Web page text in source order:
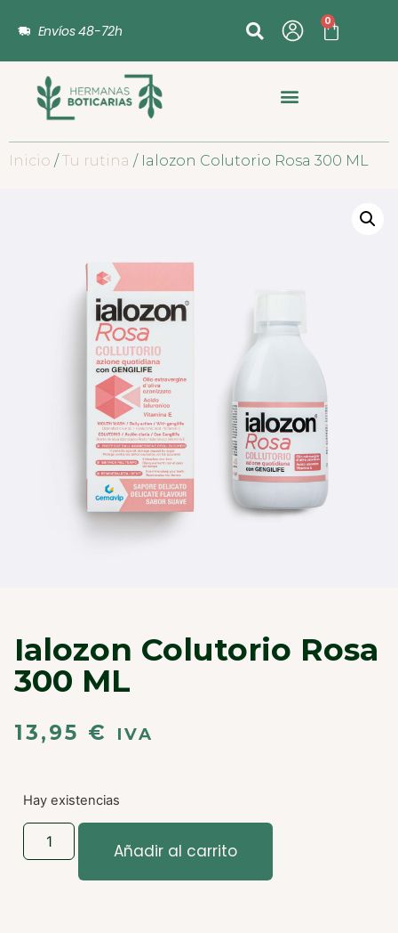
Envíos 48-72h
0
Inicio /Tu rutina / Ialozon Colutorio Rosa 300 ML
Ialozon Colutorio Rosa
300 ML
13,95 € IVA
Hay existencias
Añadir al carrito